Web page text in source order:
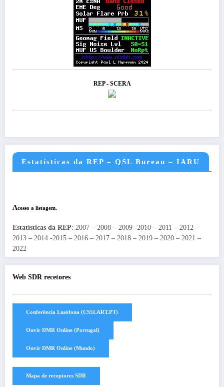
REP - SCERA
Estatísticas da REP – QSL Bureau – IARU
Acesso a listagem.
Estatísticas da REP: 2007 – 2008 – 2009 -2010 – 2011 – 2012 –
2013 – 2014 -2015 – 2016 – 2017 – 2018 – 2019 – 2020 – 2021 –
2022
Web SDR recetores